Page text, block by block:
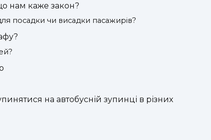
нам каже закон?
посадки чи висадки пасажирів?
на автобусній зупинці в різних